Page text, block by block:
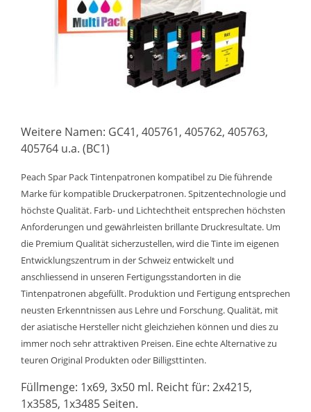
Weitere Namen: GC41, 405761, 405762, 405763,
405764 u.a. (BC1)
Peach Spar Pack Tintenpatronen kompatibel zu Die führende
Marke für kompatible Druckerpatronen. Spitzentechnologie und
höchste Qualität. Farb- und Lichtechtheit entsprechen höchsten
Anforderungen und gewährleisten brillante Druckresultate. Um
die Premium Qualität sicherzustellen, wird die Tinte im eigenen
Entwicklungszentrum in der Schweiz entwickelt und
anschliessend in unseren Fertigungsstandorten in die
Tintenpatronen abgefüllt. Produktion und Fertigung entsprechen
neusten Erkenntnissen aus Lehre und Forschung. Qualität, mit
der asiatische Hersteller nicht gleichziehen können und dies zu
immer noch sehr attraktiven Preisen. Eine echte Alternative zu
teuren Original Produkten oder Billigsttinten.
Füllmenge: 1x69, 3x50 ml. Reicht für: 2x4215,
1x3585, 1x3485 Seiten.